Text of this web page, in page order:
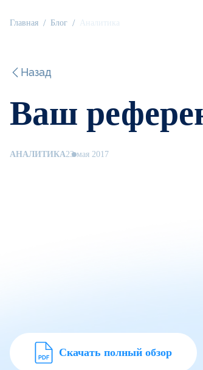
Главная Блог Аналитика
Назад
Ваш
АНАЛИТИКА23 мая 2017
Скачать полный обзор